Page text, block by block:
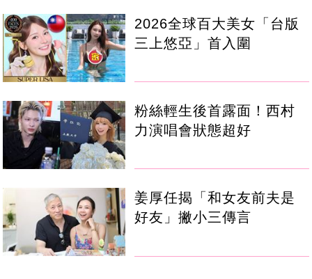
2026全球百大美女「台版
三上悠亞」首入圍
粉絲輕生後首露面！西村
力演唱會狀態超好
姜厚任揭「和女友前夫是
好友」撇小三傳言